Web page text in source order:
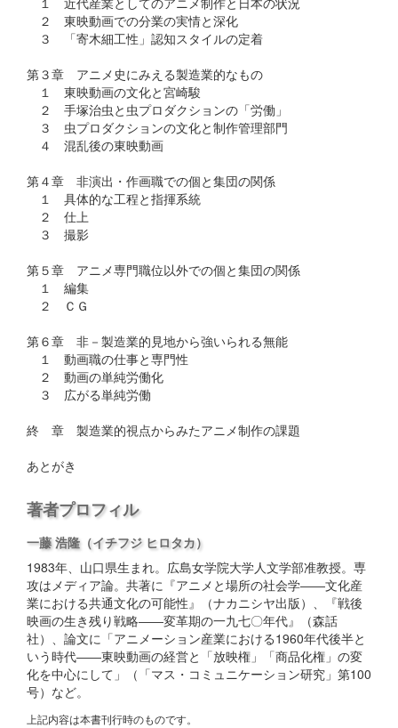
２ 東映動画での分業の実情と深化
３ 「寄木細工性」認知スタイルの定着
第３章 アニメ史にみえる製造業的なもの
１ 東映動画の文化と宮崎駿
２ 手塚治虫と虫プロダクションの「労働」
３ 虫プロダクションの文化と制作管理部門
４ 混乱後の東映動画
第４章 非演出・作画職での個と集団の関係
１ 具体的な工程と指揮系統
２ 仕上
３ 撮影
第５章 アニメ専門職位以外での個と集団の関係
１ 編集
２ ＣＧ
第６章 非－製造業的見地から強いられる無能
１ 動画職の仕事と専門性
２ 動画の単純労働化
３ 広がる単純労働
終 章 製造業的視点からみたアニメ制作の課題
あとがき
著者プロフィル
一藤 浩隆（イチフジ ヒロタカ）
1983年、山口県生まれ。広島女学院大学人文学部准教授。専
攻はメディア論。共著に『アニメと場所の社会学――文化産
業における共通文化の可能性』（ナカニシヤ出版）、『戦後
映画の生き残り戦略――変革期の一九七〇年代』（森話
社）、論文に「アニメーション産業における1960年代後半と
いう時代――東映動画の経営と「放映権」「商品化権」の変
化を中心にして」（「マス・コミュニケーション研究」第100
号）など。
上記内容は本書刊行時のものです。